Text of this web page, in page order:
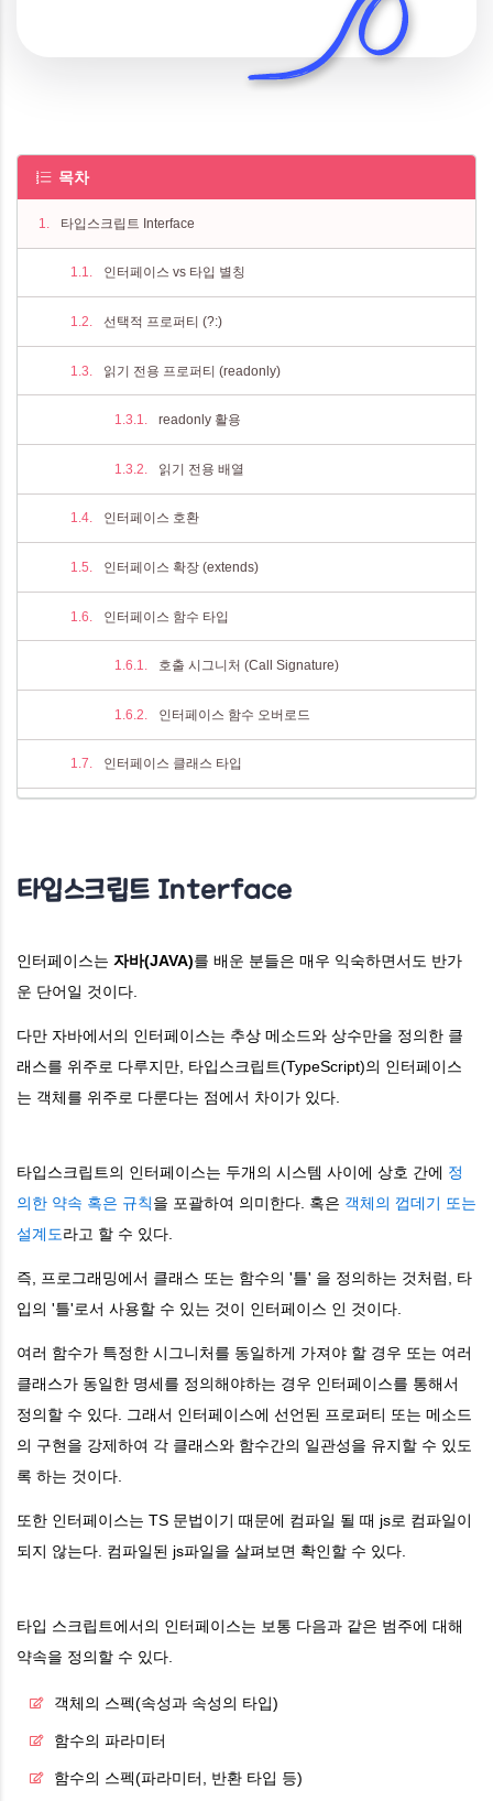
목차
타입스크립트 Interface
인터페이스 vs 타입 별칭
선택적 프로퍼티 (?:)
읽기 전용 프로퍼티 (readonly)
readonly 활용
읽기 전용 배열
인터페이스 호환
인터페이스 확장 (extends)
인터페이스 함수 타입
호출 시그니처 (Call Signature)
인터페이스 함수 오버로드
인터페이스 클래스 타입
타입스크립트 Interface
인터페이스는 자바(JAVA)를 배운 분들은 매우 익숙하면서도 반가
운 단어일 것이다.
다만 자바에서의 인터페이스는 추상 메소드와 상수만을 정의한 클
래스를 위주로 다루지만, 타입스크립트(TypeScript)의 인터페이스
는 객체를 위주로 다룬다는 점에서 차이가 있다.
타입스크립트의 인터페이스는 두개의 시스템 사이에 상호 간에 정
의한 약속 혹은 규칙을 포괄하여 의미한다. 혹은 객체의 껍데기 또는
설계도라고 할 수 있다.
즉, 프로그래밍에서 클래스 또는 함수의 '틀' 을 정의하는 것처럼, 타
입의 '틀'로서 사용할 수 있는 것이 인터페이스 인 것이다.
여러 함수가 특정한 시그니처를 동일하게 가져야 할 경우 또는 여러
클래스가 동일한 명세를 정의해야하는 경우 인터페이스를 통해서
정의할 수 있다. 그래서 인터페이스에 선언된 프로퍼티 또는 메소드
의 구현을 강제하여 각 클래스와 함수간의 일관성을 유지할 수 있도
록 하는 것이다.
또한 인터페이스는 TS 문법이기 때문에 컴파일 될 때 js로 컴파일이
되지 않는다. 컴파일된 js파일을 살펴보면 확인할 수 있다.
타입 스크립트에서의 인터페이스는 보통 다음과 같은 범주에 대해
약속을 정의할 수 있다.
객체의 스펙(속성과 속성의 타입)
함수의 파라미터
함수의 스펙(파라미터, 반환 타입 등)